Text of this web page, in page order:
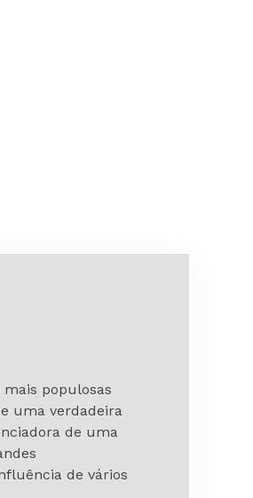
populosas
uma verdadeira
de uma
de vários